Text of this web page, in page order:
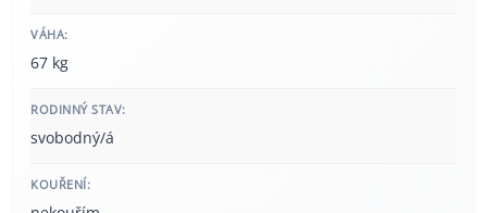
VÁHA:
67 kg
RODINNÝ STAV:
svobodný/á
KOUŘENÍ: